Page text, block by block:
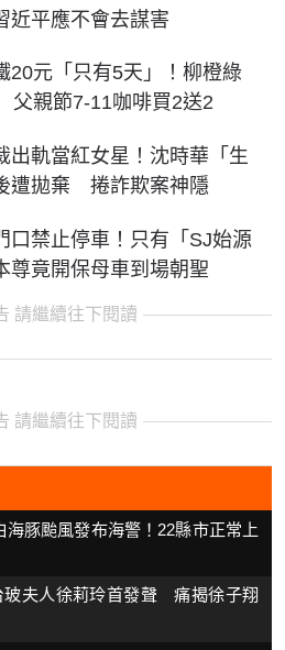
近平應不會去謀害
20元「只有5天」！柳橙綠
親節7-11咖啡買2送2
出軌當紅女星！沈時華「生
遭拋棄 捲詐欺案神隱
口禁止停車！只有「SJ始源
尊竟開保母車到場朝聖
請繼續往下閱讀
請繼續往下閱讀
豚颱風發布海警！22縣市正常上
玻夫人徐莉玲首發聲 痛揭徐子翔